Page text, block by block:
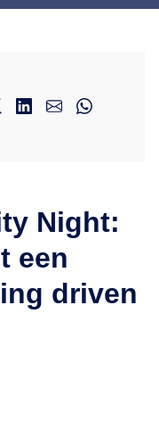
Night:
een
driven